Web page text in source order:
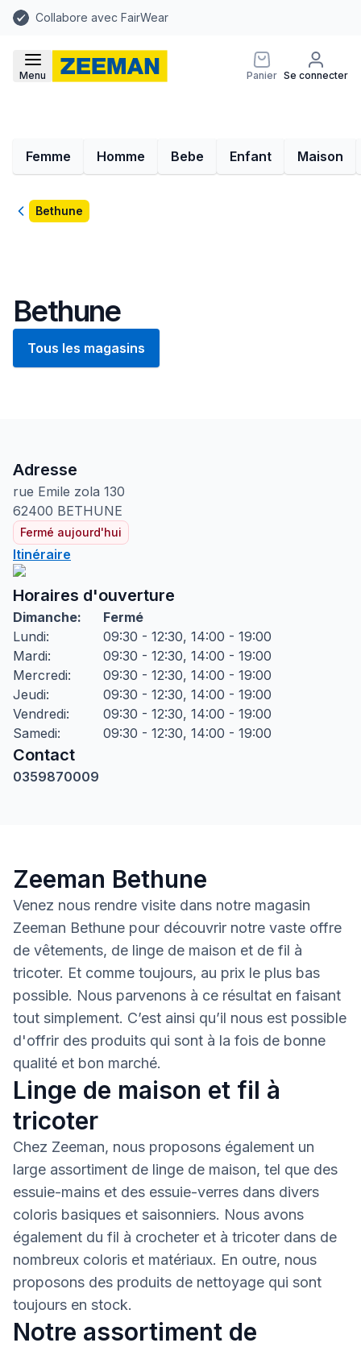
Collabore avec FairWear
Menu Panier Se connecter
Femme Homme Bebe Enfant Maison
RetourBethune
Bethune
Tous les magasins
Adresse
rue Emile zola 130
62400 BETHUNE
Fermé aujourd'hui
Itinéraire
Horaires d'ouverture
Dimanche:
Fermé
Lundi:
09:30 - 12:30, 14:00 - 19:00
Mardi:
09:30 - 12:30, 14:00 - 19:00
Mercredi:
09:30 - 12:30, 14:00 - 19:00
Jeudi:
09:30 - 12:30, 14:00 - 19:00
Vendredi:
09:30 - 12:30, 14:00 - 19:00
Samedi: 09:30 - 12:30, 14:00 - 19:00
Contact
0359870009
Zeeman Bethune
Venez nous rendre visite dans notre magasin
Zeeman Bethune pour découvrir notre vaste offre
de vêtements, de linge de maison et de fil à
tricoter. Et comme toujours, au prix le plus bas
possible. Nous parvenons à ce résultat en faisant
tout simplement. C’est ainsi qu’il nous est possible
d'offrir des produits qui sont à la fois de bonne
qualité et bon marché.
Linge de maison et fil à
tricoter
Chez Zeeman, nous proposons également un
large assortiment de linge de maison, tel que des
essuie-mains et des essuie-verres dans divers
coloris basiques et saisonniers. Nous avons
également du fil à crocheter et à tricoter dans de
nombreux coloris et matériaux. En outre, nous
proposons des produits de nettoyage qui sont
toujours en stock.
Notre assortiment de